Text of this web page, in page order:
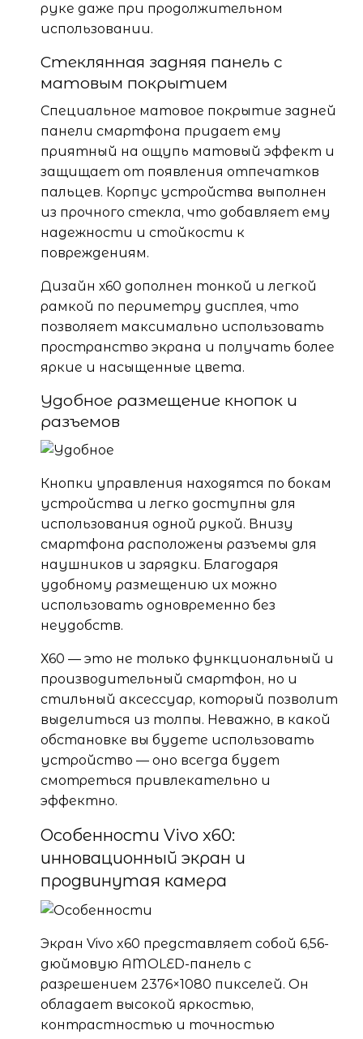
руке даже при продолжительном
использовании.
Стеклянная задняя панель с
матовым покрытием
Специальное матовое покрытие задней
панели смартфона придает ему
приятный на ощупь матовый эффект и
защищает от появления отпечатков
пальцев. Корпус устройства выполнен
из прочного стекла, что добавляет ему
надежности и стойкости к
повреждениям.
Дизайн х60 дополнен тонкой и легкой
рамкой по периметру дисплея, что
позволяет максимально использовать
пространство экрана и получать более
яркие и насыщенные цвета.
Удобное размещение кнопок и
разъемов
Кнопки управления находятся по бокам
устройства и легко доступны для
использования одной рукой. Внизу
смартфона расположены разъемы для
наушников и зарядки. Благодаря
удобному размещению их можно
использовать одновременно без
неудобств.
Х60 — это не только функциональный и
производительный смартфон, но и
стильный аксессуар, который позволит
выделиться из толпы. Неважно, в какой
обстановке вы будете использовать
устройство — оно всегда будет
смотреться привлекательно и
эффектно.
Особенности Vivo x60:
инновационный экран и
продвинутая камера
Экран Vivo x60 представляет собой 6,56-
дюймовую AMOLED-панель с
разрешением 2376×1080 пикселей. Он
обладает высокой яркостью,
контрастностью и точностью